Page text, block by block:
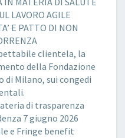
LAVORO AGILE
E PATTO DI NON
clientela, la
della Fondazione
di Milano, sui congedi
di trasparenza
7 giugno 2026
e Fringe benefit